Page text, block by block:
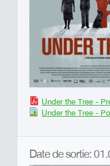
Under the Tree -
Under the Tree -
Date de sortie: